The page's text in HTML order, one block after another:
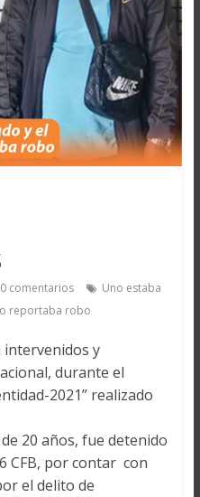
0 comentarios
Uno estaba
reportaba robo
y
durante el
2021” realizado
20 años, fue detenido
CFB, por contar con
el delito de